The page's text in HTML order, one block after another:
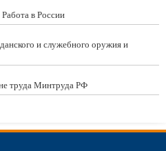
в России
и служебного оружия и
труда Минтруда РФ